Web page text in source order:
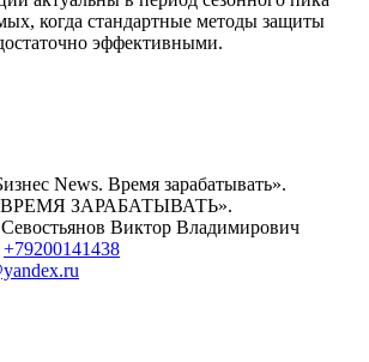
когда стандартные методы защиты
эффективными.
News. Время зарабатывать».
ЗАРАБАТЫВАТЬ».
Севостьянов Виктор Владимирович
+79200141438